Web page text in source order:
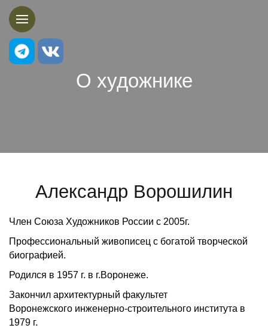
О художнике
Александр Ворошилин
Член Союза Художников России с 2005г.
Профессиональный живописец с богатой творческой
биографией.
Родился в 1957 г. в г.Воронеже.
Закончил архитектурный факультет
Воронежского инженерно-строительного института в
1979 г.